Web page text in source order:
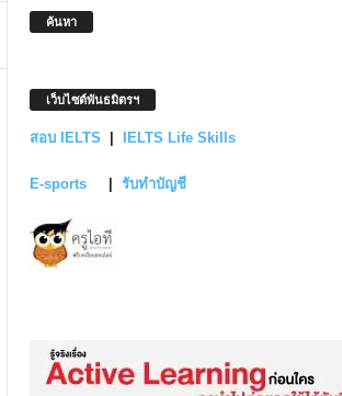
ค้นหา
เว็บไซต์พันธมิตรฯ
สอบ IELTS IELTS Life Skills
E-sports รับทำบัญชี